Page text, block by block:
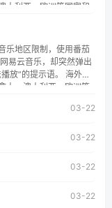
大利亚、欧洲等国家和
个问题的
解决「海外用户收听腾
人在香港、澳门、台
国家和地区工作、留
区和版权限制所困扰。
乐地区限制，使用番茄
提示语。 海外用
大、澳大利亚、欧洲等
区播放。 遇到这
问题，无论人在香港、
不再因地区和版权限制
03-22
03-22
03-22
03-22